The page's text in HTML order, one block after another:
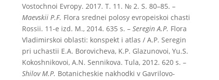
Vostochnoi Evropy. 2017. T. 11. № 2. S. 80–85. –
Maevskii P.F. Flora srednei polosy evropeiskoi chasti
Rossii. 11-e izd. M., 2014. 635 s. – Seregin A.P. Flora
Vladimirskoi oblasti: konspekt i atlas / A.P. Seregin
pri uchastii E.A. Borovicheva, K.P. Glazunovoi, Yu.S.
Kokoshnikovoi, A.N. Sennikova. Tula, 2012. 620 s. –
Shilov M.P. Botanicheskie nakhodki v Gavrilovo-